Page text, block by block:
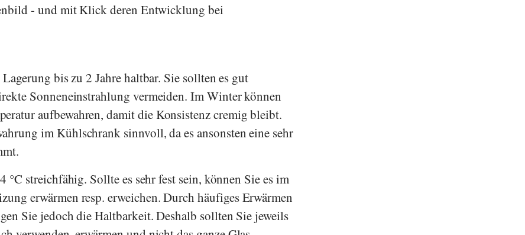
- und mit Klick deren Entwicklung bei
bis zu 2 Jahre haltbar. Sie sollten es gut
Sonneneinstrahlung vermeiden. Im Winter können
aufbewahren, damit die Konsistenz cremig bleibt.
im Kühlschrank sinnvoll, da es ansonsten eine sehr
°C streichfähig. Sollte es sehr fest sein, können Sie es im
erwärmen resp. erweichen. Durch häufiges Erwärmen
Sie jedoch die Haltbarkeit. Deshalb sollten Sie jeweils